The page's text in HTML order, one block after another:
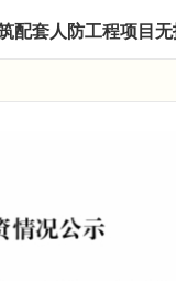
配套人防工程项目